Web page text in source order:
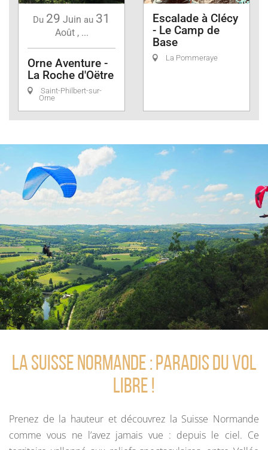
Du 29 Juin au 31
Août, ...
Orne Aventure -
La Roche d'Oëtre
Saint-Philbert-sur-
Orne
Escalade à Clécy
- Le Camp de
Base
La Pommeraye
La Suisse Normande : Paradis du vol
libre !
Prenez de la hauteur et découvrez la Suisse Normande
comme vous ne l’avez jamais vue : depuis le ciel. Ce